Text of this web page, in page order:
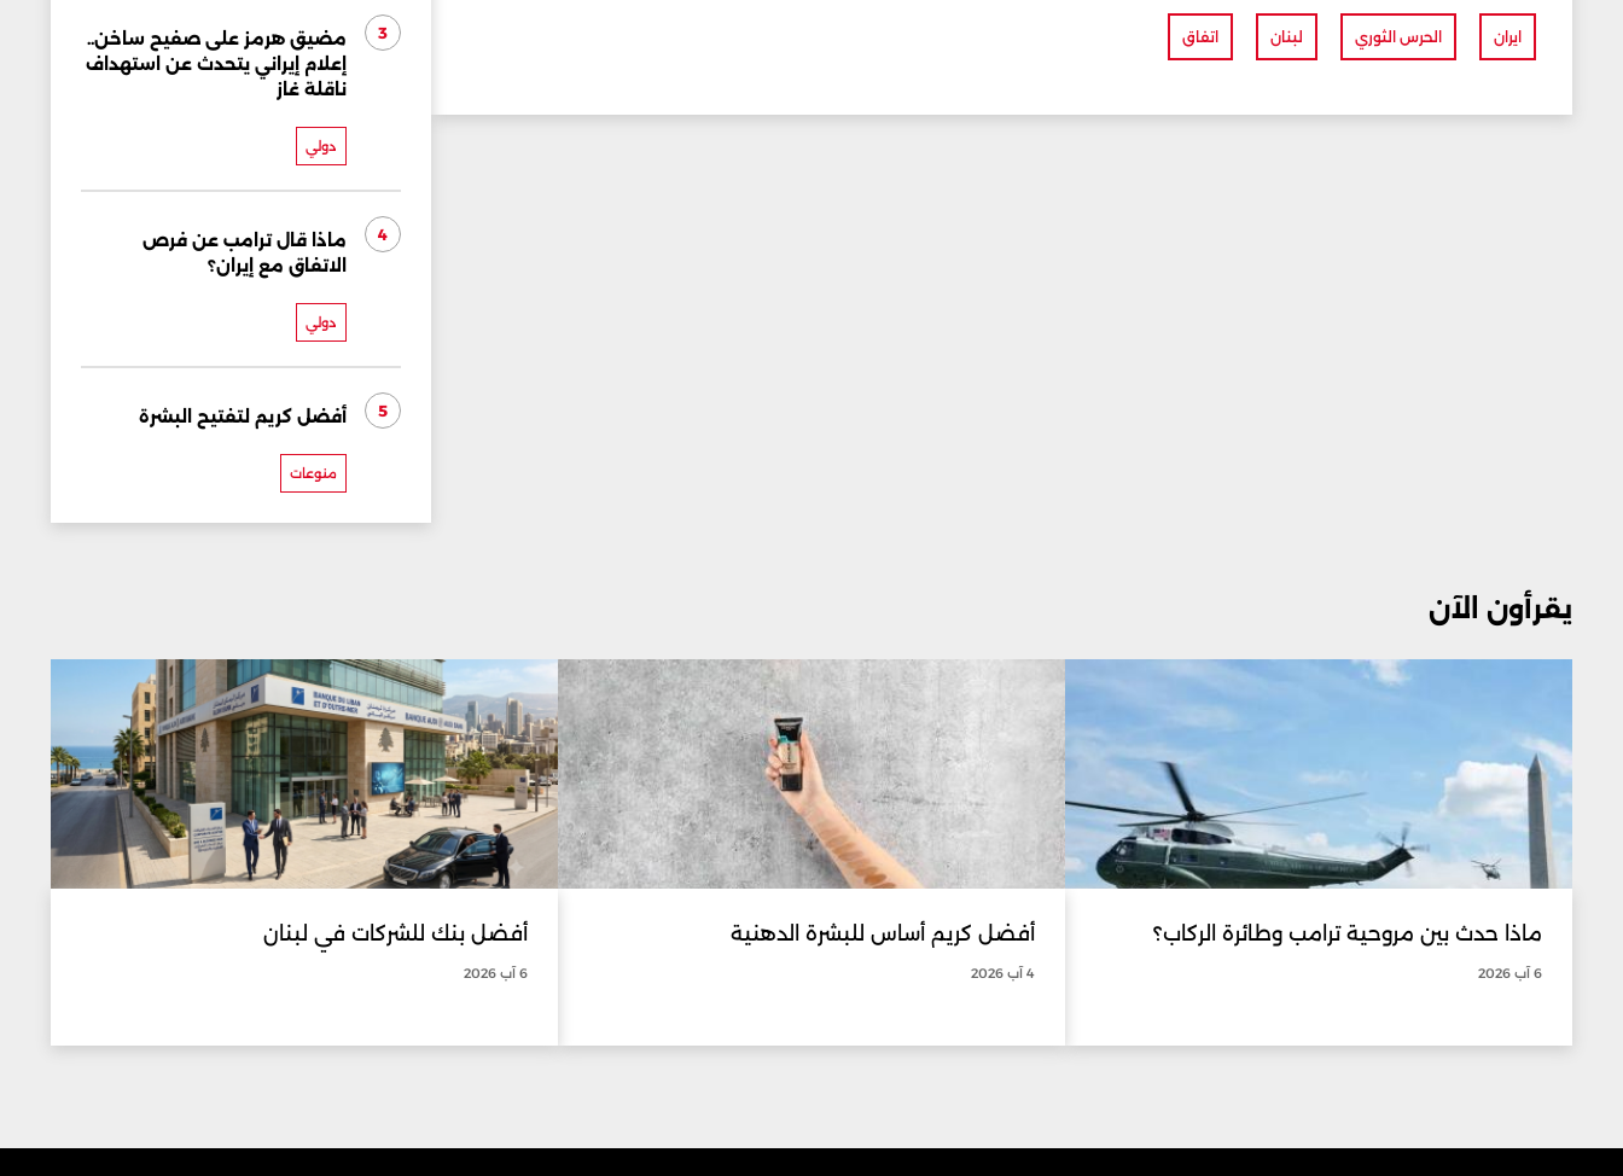
ايران الحرس الثوري لبنان اتفاق 3
مضيق هرمز على صفيح ساخن..
إعلام إيراني يتحدث عن استهداف
ناقلة غاز
دولي
4
ماذا قال ترامب عن فرص
الاتفاق مع إيران؟
دولي
5 أفضل كريم لتفتيح البشرة
منوعات
يقرأون الآن
ماذا حدث بين مروحية ترامب وطائرة الركاب؟
6 آب 2026
أفضل كريم أساس للبشرة الدهنية
4 آب 2026
أفضل بنك للشركات في لبنان
6 آب 2026